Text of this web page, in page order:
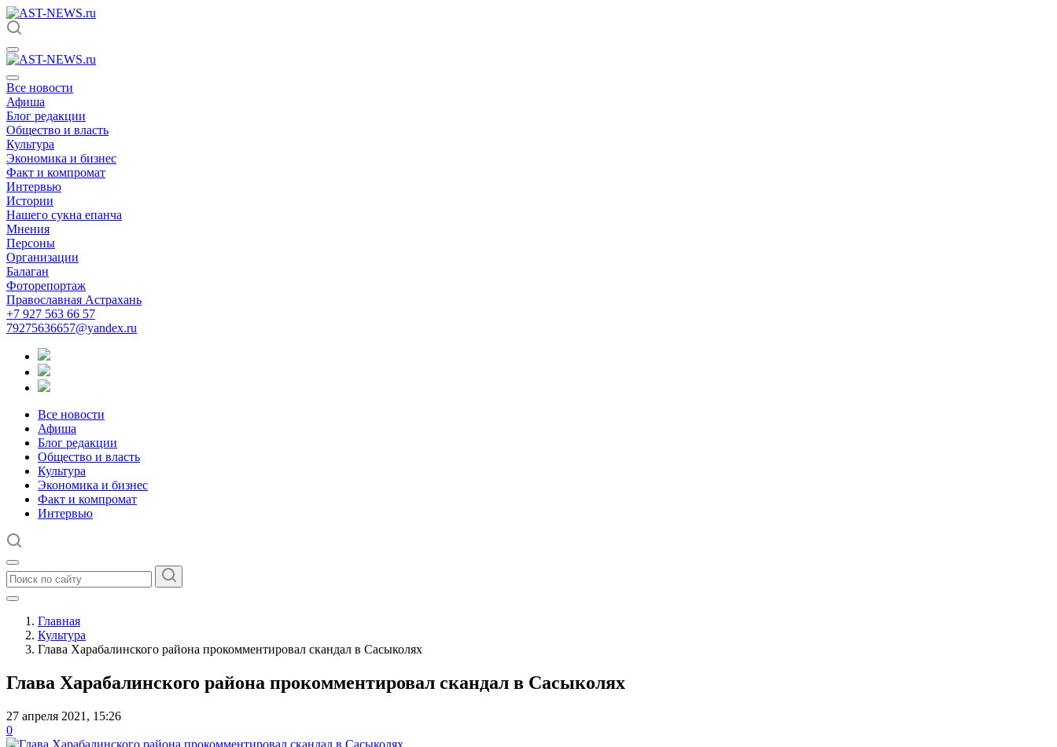
Все новости
Афиша
Блог редакции
Общество и власть
Культура
Экономика и бизнес
Факт и компромат
Интервью
Истории
Нашего сукна епанча
Мнения
Персоны
Организации
Балаган
Фоторепортаж
Православная Астрахань
+7 927 563 66 57
79275636657@yandex.ru
Все новости
Афиша
Блог редакции
Общество и власть
Культура
Экономика и бизнес
Факт и компромат
Интервью
Главная
Культура
Глава Харабалинского района прокомментировал скандал в Сасыколях
Глава Харабалинского района прокомментировал скандал в Сасыколях
27 апреля 2021, 15:26
0